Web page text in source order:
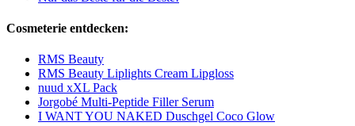
Cosmeterie entdecken:
RMS Beauty
RMS Beauty Liplights Cream Lipgloss
nuud xXL Pack
Jorgobé Multi-Peptide Filler Serum
I WANT YOU NAKED Duschgel Coco Glow